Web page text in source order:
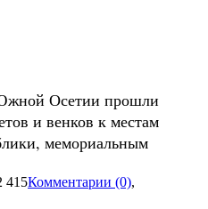
Осетии прошли
и венков к местам
мемориальным
415Комментарии (0),